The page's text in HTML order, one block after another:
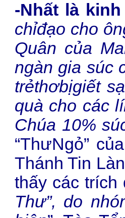
-Nhất là kinh
chỉđạo cho
Quân của
ngàn gia súc
trẻthơbịgiết sạ
quà cho các
Chúa 10%
“ThưNgỏ”
Thánh Tin
thấy các
Thư”, do